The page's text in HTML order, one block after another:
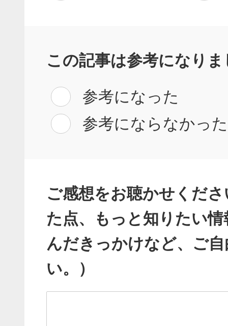
この記事は参考になり
参考になった
参考にならなかった
ご感想をお聴かせくだ
た点、もっと知りたい
んだきっかけなど、ご
い。）